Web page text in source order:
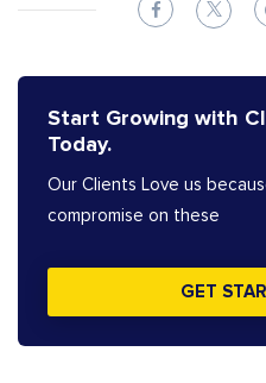
Start Growing with
Today.
Our Clients Love us
compromise on these
GET